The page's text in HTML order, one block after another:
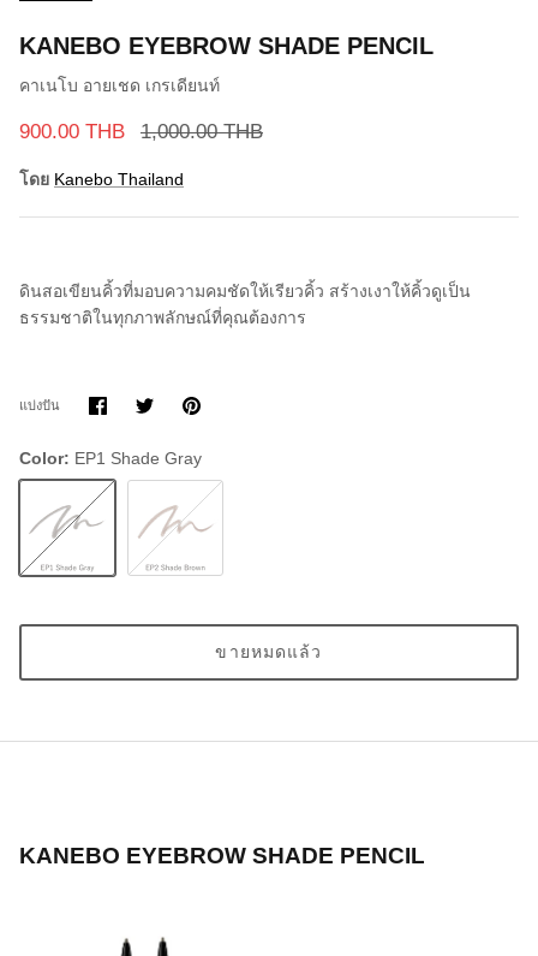
KANEBO EYEBROW SHADE PENCIL
คาเนโบ อายเชด เกรเดียนท์
900.00 THB 1,000.00 THB
โดย Kanebo Thailand
ดินสอเขียนคิ้วที่มอบความคมชัดให้เรียวคิ้ว สร้างเงาให้คิ้วดูเป็น
ธรรมชาติในทุกภาพลักษณ์ที่คุณต้องการ
แบ่งปัน
แบ่ง
Facebook
แบ่ง
Twitter
ขา
Color
EP1 Shade Gray
Shade
Gray
Shade
Brown
ขายหมดแล้ว
KANEBO EYEBROW SHADE PENCIL